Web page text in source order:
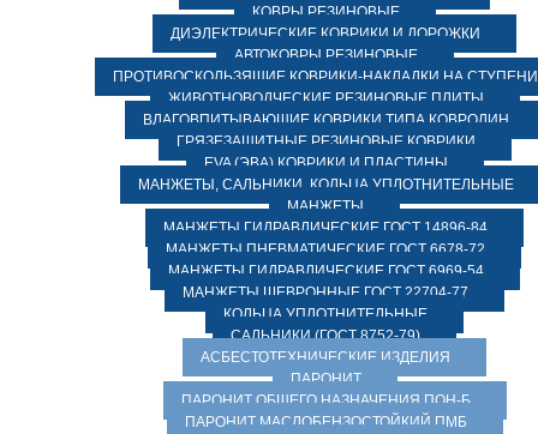
КОВРЫ РЕЗИНОВЫЕ
ДИЭЛЕКТРИЧЕСКИЕ КОВРИКИ И ДОРОЖКИ
АВТОКОВРЫ РЕЗИНОВЫЕ
ПРОТИВОСКОЛЬЗЯЩИЕ КОВРИКИ-НАКЛАДКИ НА СТУПЕНИ
ЖИВОТНОВОДЧЕСКИЕ РЕЗИНОВЫЕ ПЛИТЫ
ВЛАГОВПИТЫВАЮЩИЕ КОВРИКИ ТИПА КОВРОЛИН
ГРЯЗЕЗАЩИТНЫЕ РЕЗИНОВЫЕ КОВРИКИ
EVA (ЭВА) КОВРИКИ И ПЛАСТИНЫ
МАНЖЕТЫ, САЛЬНИКИ, КОЛЬЦА УПЛОТНИТЕЛЬНЫЕ
МАНЖЕТЫ
МАНЖЕТЫ ГИДРАВЛИЧЕСКИЕ ГОСТ 14896-84
МАНЖЕТЫ ПНЕВМАТИЧЕСКИЕ ГОСТ 6678-72
МАНЖЕТЫ ГИДРАВЛИЧЕСКИЕ ГОСТ 6969-54
МАНЖЕТЫ ШЕВРОННЫЕ ГОСТ 22704-77
КОЛЬЦА УПЛОТНИТЕЛЬНЫЕ
САЛЬНИКИ (ГОСТ 8752-79)
АСБЕСТОТЕХНИЧЕСКИЕ ИЗДЕЛИЯ
ПАРОНИТ
ПАРОНИТ ОБЩЕГО НАЗНАЧЕНИЯ ПОН-Б
ПАРОНИТ МАСЛОБЕНЗОСТОЙКИЙ ПМБ